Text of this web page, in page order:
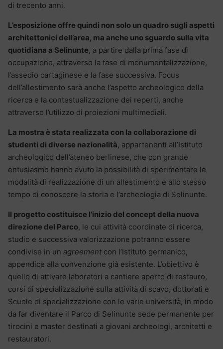
di trecento anni.
L’esposizione offre quindi non solo un quadro sugli aspetti
architettonici dell’area, ma anche uno sguardo sulla vita
quotidiana a Selinunte, a partire dalla prima fase di
occupazione, attraverso la fase di monumentalizzazione,
l’assedio cartaginese e la fase successiva. Focus
dell’allestimento sarà anche l’aspetto archeologico della
ricerca e la contestualizzazione dei reperti, anche
attraverso l’utilizzo di proiezioni multimediali.
La mostra è stata realizzata con la collaborazione di
studenti di diverse nazionalità, appartenenti all’Istituto
archeologico dell’ateneo berlinese, che con grande
entusiasmo hanno avuto la possibilità di sperimentare le
modalità di realizzazione di un allestimento e allo stesso
tempo di conoscere la storia e l’archeologia di Selinunte.
Il progetto costituisce l’inizio del concept della nuova
direzione del Parco, le cui attività coordinate di ricerca,
studio e successiva valorizzazione potranno essere
condivise in un agreement con l’Istituto germanico,
appendice alla convenzione già esistente. L’obiettivo è
quello di attivare laboratori a cantiere aperto di restauro,
corsi di specializzazione sulla attività di scavo, dottorati e
Scuole di specializzazione con le varie università, in modo
da far diventare il Parco di Selinunte sede permanente per
tirocini e master destinati a giovani archeologi, architetti e
restauratori.